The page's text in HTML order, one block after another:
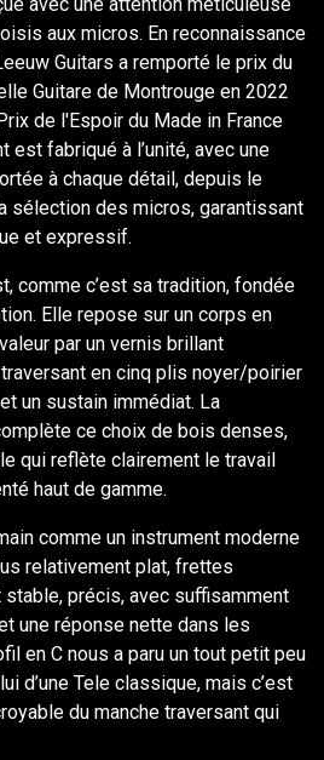
aux micros. En reconnaissance
Guitars a remporté le prix du
Guitare de Montrouge en 2022
de l'Espoir du Made in France
est fabriqué à l’unité, avec une
à chaque détail, depuis le
sélection des micros, garantissant
et expressif.
comme c’est sa tradition, fondée
Elle repose sur un corps en
par un vernis brillant
en cinq plis noyer/poirier
un sustain immédiat. La
ce choix de bois denses,
qui reflète clairement le travail
haut de gamme.
comme un instrument moderne
relativement plat, frettes
précis, avec suffisamment
une réponse nette dans les
en C nous a paru un tout petit peu
d’une Tele classique, mais c’est
du manche traversant qui